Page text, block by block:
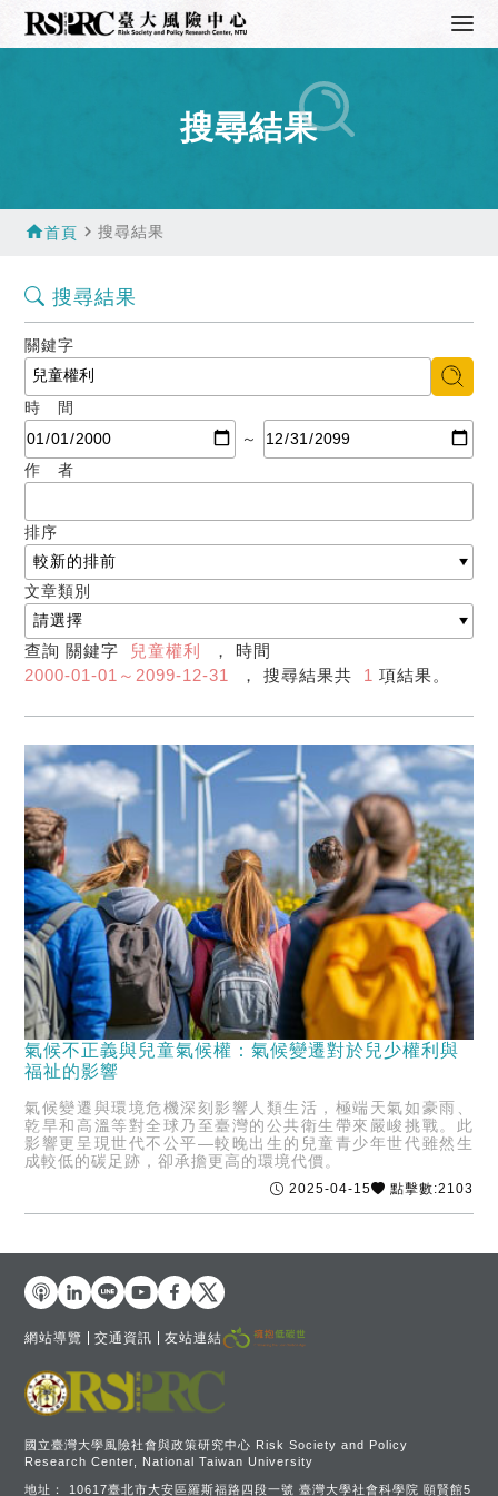
搜尋結果
home首頁 navigate_next搜尋結果
搜尋結果
關鍵字
時 間
～
作 者
排序
文章類別
查詢 關鍵字 兒童權利
， 時間
2000-01-01～2099-12-31
， 搜尋結果共 1 項結果。
氣候不正義與兒童氣候權：氣候變遷對於兒少權利與
福祉的影響
氣候變遷與環境危機深刻影響人類生活，極端天氣如豪雨、
乾旱和高溫等對全球乃至臺灣的公共衛生帶來嚴峻挑戰。此
影響更呈現世代不公平—較晚出生的兒童青少年世代雖然生
成較低的碳足跡，卻承擔更高的環境代價。
2025-04-15 點擊數:2103
國立臺灣大學風險社會與政策研究中心 Risk Society and Policy
Research Center, National Taiwan University
地址： 10617臺北市大安區羅斯福路四段一號 臺灣大學社會科學院 頤賢館5
網站導覽 交通資訊 友站連結